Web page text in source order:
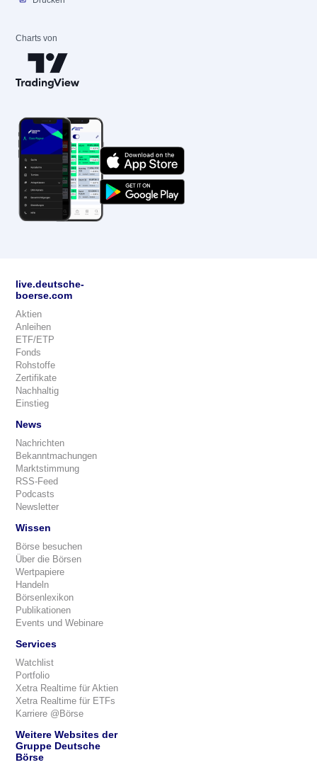
Charts von
live.deutsche-
boerse.com
Aktien
Anleihen
ETF/ETP
Fonds
Rohstoffe
Zertifikate
Nachhaltig
Einstieg
News
Nachrichten
Bekanntmachungen
Marktstimmung
RSS-Feed
Podcasts
Newsletter
Wissen
Börse besuchen
Über die Börsen
Wertpapiere
Handeln
Börsenlexikon
Publikationen
Events und Webinare
Services
Watchlist
Portfolio
Xetra Realtime für Aktien
Xetra Realtime für ETFs
Karriere @Börse
Weitere Websites der
Gruppe Deutsche
Börse